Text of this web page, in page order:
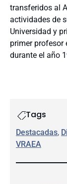
transferidos al
actividades de
Universidad y
primer profesor
durante el año
Tags
Destacadas,
VRAEA